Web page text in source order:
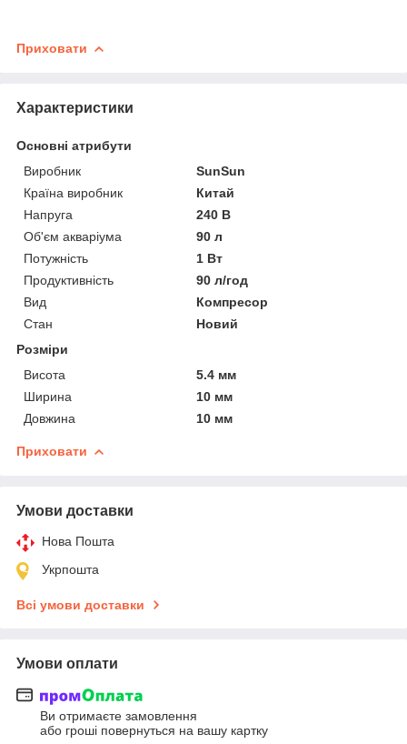
Приховати
Характеристики
Основні атрибути
Виробник
SunSun
Країна виробник
Китай
Напруга
240 В
Об'єм акваріума
90 л
Потужність
1 Вт
Продуктивність
90 л/год
Вид
Компресор
Стан
Новий
Розміри
Висота
5.4 мм
Ширина
10 мм
Довжина
10 мм
Приховати
Умови доставки
Нова Пошта
Укрпошта
Всі умови доставки
Умови оплати
Ви отримаєте замовлення
або гроші повернуться на вашу картку